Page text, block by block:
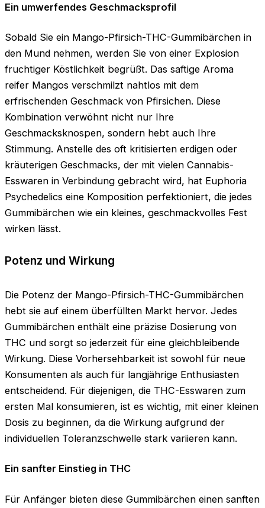
Ein umwerfendes Geschmacksprofil
Sobald Sie ein Mango-Pfirsich-THC-Gummibärchen in
den Mund nehmen, werden Sie von einer Explosion
fruchtiger Köstlichkeit begrüßt. Das saftige Aroma
reifer Mangos verschmilzt nahtlos mit dem
erfrischenden Geschmack von Pfirsichen. Diese
Kombination verwöhnt nicht nur Ihre
Geschmacksknospen, sondern hebt auch Ihre
Stimmung. Anstelle des oft kritisierten erdigen oder
kräuterigen Geschmacks, der mit vielen Cannabis-
Esswaren in Verbindung gebracht wird, hat Euphoria
Psychedelics eine Komposition perfektioniert, die jedes
Gummibärchen wie ein kleines, geschmackvolles Fest
wirken lässt.
Potenz und Wirkung
Die Potenz der Mango-Pfirsich-THC-Gummibärchen
hebt sie auf einem überfüllten Markt hervor. Jedes
Gummibärchen enthält eine präzise Dosierung von
THC und sorgt so jederzeit für eine gleichbleibende
Wirkung. Diese Vorhersehbarkeit ist sowohl für neue
Konsumenten als auch für langjährige Enthusiasten
entscheidend. Für diejenigen, die THC-Esswaren zum
ersten Mal konsumieren, ist es wichtig, mit einer kleinen
Dosis zu beginnen, da die Wirkung aufgrund der
individuellen Toleranzschwelle stark variieren kann.
Ein sanfter Einstieg in THC
Für Anfänger bieten diese Gummibärchen einen sanften